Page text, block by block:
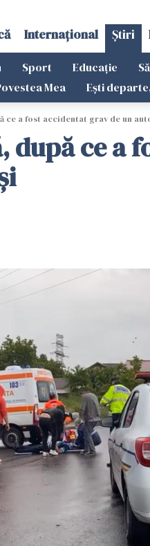
Internațional Știri
Sport Educație
Mea
Ești
ce a fost accidentat grav de un
după ce a